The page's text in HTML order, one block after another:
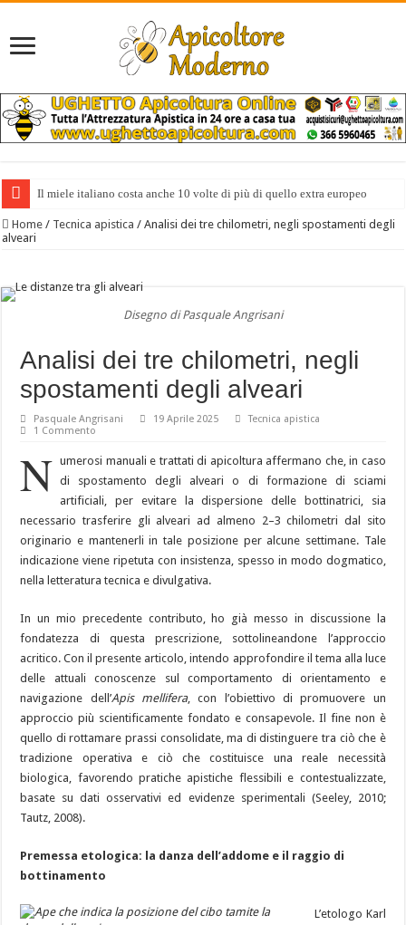
Il miele italiano costa anche 10 volte di più di quello extra europeo
Incontro tra IZSLT e Federazione Apicoltori Italiani
Home / Tecnica apistica / Analisi dei tre chilometri, negli spostamenti degli
alveari
Disegno di Pasquale Angrisani
Analisi dei tre chilometri, negli
spostamenti degli alveari
Pasquale Angrisani 19 Aprile 2025
Tecnica apistica
1 Commento
N umerosi manuali e trattati di apicoltura affermano che, in caso
di spostamento degli alveari o di formazione di sciami
artificiali, per evitare la dispersione delle bottinatrici, sia
necessario trasferire gli alveari ad almeno 2–3 chilometri dal sito
originario e mantenerli in tale posizione per alcune settimane. Tale
indicazione viene ripetuta con insistenza, spesso in modo dogmatico,
nella letteratura tecnica e divulgativa.
In un mio precedente contributo, ho già messo in discussione la
fondatezza di questa prescrizione, sottolineandone l’approccio
acritico. Con il presente articolo, intendo approfondire il tema alla luce
delle attuali conoscenze sul comportamento di orientamento e
navigazione dell’Apis mellifera, con l’obiettivo di promuovere un
approccio più scientificamente fondato e consapevole. Il fine non è
quello di rottamare prassi consolidate, ma di distinguere tra ciò che è
tradizione operativa e ciò che costituisce una reale necessità
biologica, favorendo pratiche apistiche flessibili e contestualizzate,
basate su dati osservativi ed evidenze sperimentali (Seeley, 2010;
Tautz, 2008).
Premessa etologica: la danza dell’addome e il raggio di
bottinamento
L’etologo Karl